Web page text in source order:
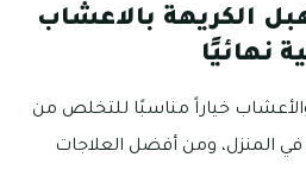
الكريهة بالاعشاب
نهائيًا
خياراً مناسبًا للتخلص من
في المنزل، ومن أفضل العلاجات